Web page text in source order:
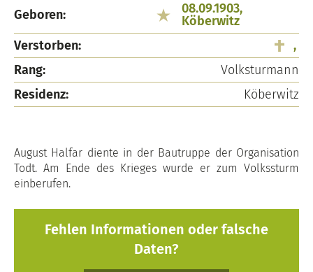
Geboren:
08.09.1903,
Köberwitz
Verstorben:
,
Rang:
Volksturmann
Residenz:
Köberwitz
August Halfar diente in der Bautruppe der Organisation
Todt. Am Ende des Krieges wurde er zum Volkssturm
einberufen.
Fehlen Informationen oder falsche
Daten?